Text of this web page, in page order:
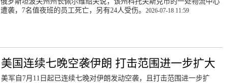
遭袭，7名值夜班的员工死亡，另有24人受伤。2026-07-18 11:59
美国连续七晚空袭伊朗 打击范围进一步扩大
美军自7月11日起已连续七晚对伊朗发动空袭，且打击范围进一步扩